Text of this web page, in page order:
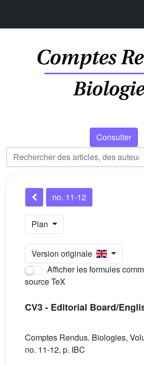
Consulter
no. 11-12
Plan
Version originale
Afficher les formules
source TeX
CV3 - Editorial Board/
Comptes Rendus. Biologies,
no. 11-12, p. IBC